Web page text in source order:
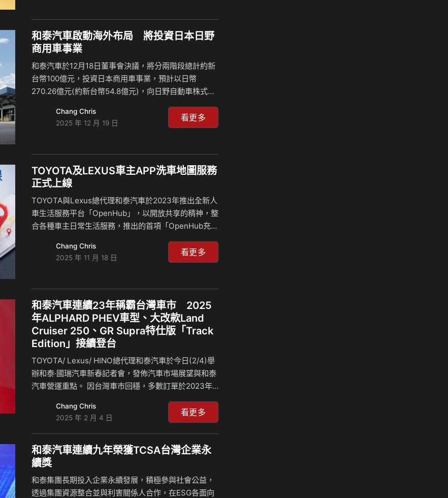
溫和增長。在政策延續與需求回補的雙重推動下，車市
預期將比去年更為活絡，全年總市場可望上看44萬台。
三品牌2025年銷售逾16萬台 和泰汽車市佔率38.6%再
錄台數160,1…
和泰汽車啟動海外布局 將投資日本日野
商用車事業
和泰汽車於12月18日董事會決議，將分兩階段總計約新
台幣100億元，投資日本商用車事業，預計以日幣
270.26億元(約新台幣54.8億元)，向日野自動車株式會
北海道日野自動車株式會社、東北海道日野自動車株式
會社、宮城日野自動車株式會社及福島日野自動車株式
於2026年4月1日進行交割。同時授權董事長於日幣223
億元(約新台幣45.2億元)額度內，展開南關東日野自動
車株式會社部分營業據點(東京都及其周邊)之不動產購
戴姆勒卡車、日野汽車、三菱FUSO於…
Chang Chris
2025 年 12 月 19 日
看更多
TOYOTA及LEXUS車主APP洗車地圖服務
正式上線
TOYOTA與Lexus總代理和泰汽車於2023年推出全新人
車生活服務平台「OpenHub」，以開放共享的精神，整
合各種車主日常生活服務，推出的首項「OpenHub充電
捷、高效的充電新選擇。 今年，OpenHub再度延伸服
務觸角，正式推出第二項服務——「OpenHub洗車地
過統一的API介面與電子券管理機制，嵌入於My
Toyota APP與Lexus Plus APP中，讓車主可直接在熟
悉的APP中查詢洗車據點、兌換電子洗車券及查看使用
紀錄。 強強聯手！串聯台灣知名加油站業者「全國」及
「車容坊」…
Chang Chris
2025 年 11 月 18 日
看更多
和泰汽車連續23年稱霸台灣車市 2025
年ALPHARD PHEV車型、大改款Land
Cruiser 250、GR Supra特仕版「Track
Edition」接續登台
TOYOTA/ Lexus/ HINO總代理和泰汽車於今日(2/4)舉
辦和泰·國瑞汽車新春記者會，發佈汽車市場展望與和泰
汽車營運重點。 因台灣車市回穩，多數訂單於2023年
三品牌合計總登錄超過15.9萬台，刷下歷史次高紀錄，
市佔率34.9%，同時蟬聯23年台灣車市冠軍，營業額突
破2,700億，並創下歷史新高。 其中TOYOTA登錄超越
12.5萬台，市佔率27.4%；COROLLA CROSS連續四年
穩居全市場銷售第一位，TOWN ACE車系、RAV4及
YARiS CROSS則分別囊括總市場銷售二到四名，獨霸
總市場銷售前四名。 在豪華車市…
Chang Chris
2025 年 2 月 4 日
看更多
和泰汽車連續九年榮獲TCSA台灣企業永
續獎
和泰集團長期投入企業永續發展，積極參與社會公益，
透過集團資源整合並與利害關係人合作，在ESG各面向